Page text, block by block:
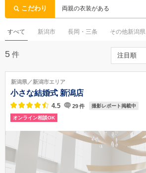
こだわり 両親の衣装がある
すべて 新潟市 長岡・三条 その他新潟県
5 件
新潟県／新潟市エリア
小さな結婚式 新潟店
4.5 29件 撮影レポート掲載中
オンライン相談OK